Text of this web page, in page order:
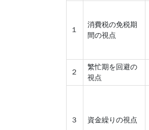
１
消費税の免税期
間の視点
２
繁忙期を回避の
視点
３ 資金繰りの視点